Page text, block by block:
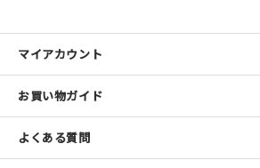
マイアカウント
お買い物ガイド
よくある質問